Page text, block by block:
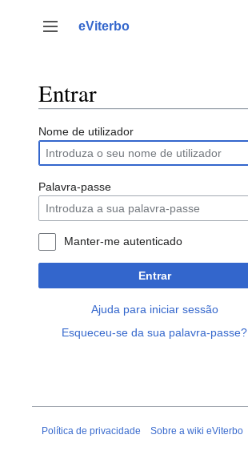
para
Alternar barra lateral
eViterbo
Entrar
Nome de utilizador
Palavra-passe
Manter-me autenticado
Entrar
Ajuda para iniciar sessão
Esqueceu-se da sua palavra-passe?
Política de privacidade Sobre a wiki eViterbo